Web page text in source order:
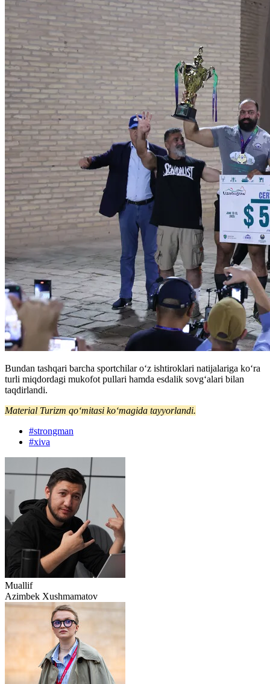
Bundan tashqari barcha sportchilar o‘z ishtiroklari natijalariga ko‘ra
turli miqdordagi mukofot pullari hamda esdalik sovg‘alari bilan
taqdirlandi.
Material Turizm qoʻmitasi koʻmagida tayyorlandi.
#strongman
#xiva
Muallif
Azimbek Xushmamatov